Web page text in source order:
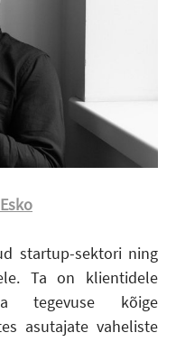
startup-sektori ning
Ta on klientidele
tegevuse kõige
asutajate vaheliste